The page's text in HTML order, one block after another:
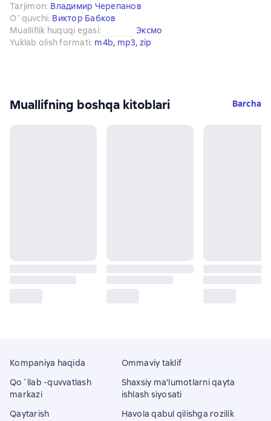
Tarjimon: Владимир Черепанов
O`quvchi: Виктор Бабков
Mualliflik huquqi egasi:
Эксмо
Yuklab olish formati: m4b, mp3, zip
Muallifning boshqa kitoblari Barcha
Kompaniya haqida
Qo`llab -quvvatlash
markazi
Qaytarish
Ommaviy taklif
Shaxsiy ma'lumotlarni qayta
ishlash siyosati
Havola qabul qilishga rozilik